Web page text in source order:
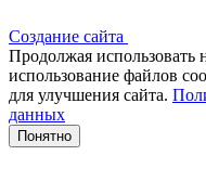
Создание сайта
Продолжая использовать
использование файлов
для улучшения сайта.
данных
Понятно